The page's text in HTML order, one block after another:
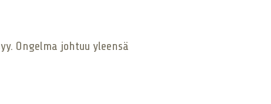
Ongelma johtuu yleensä